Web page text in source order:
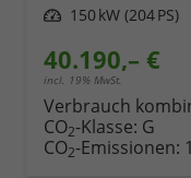
Leistung 150 kW (204 PS)
40.190,– €
incl. 19% MwSt.
Verbrauch
CO2-Klasse: G
CO2-Emissionen: